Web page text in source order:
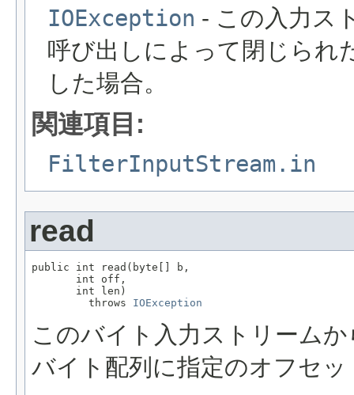
IOException - この入力ス
呼び出しによって閉じられ
した場合。
関連項目:
FilterInputStream.in
read
public int read(byte[] b,
       int off,
       int len)
         throws
IOException
このバイト入力ストリーム
バイト配列に指定のオフセ